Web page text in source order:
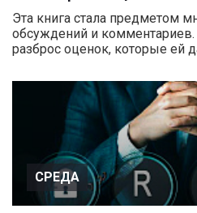
Эта книга стала предметом
обсуждений и
разброс оценок, которые ей
СРЕДА